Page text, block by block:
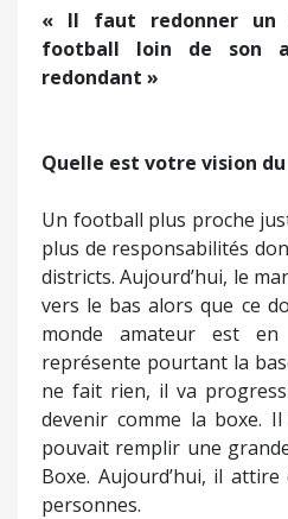
« Il faut redonner un
football loin de son
redondant »
Quelle est votre vision
Un football plus proche
plus de responsabilités
districts. Aujourd’hui, le
vers le bas alors que ce
monde amateur est
représente pourtant la
ne fait rien, il va
devenir comme la boxe.
pouvait remplir une
Boxe. Aujourd’hui, il
personnes.